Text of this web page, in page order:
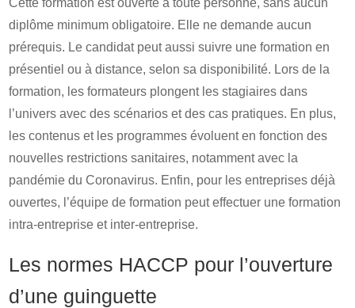
Cette formation est ouverte à toute personne, sans aucun
diplôme minimum obligatoire. Elle ne demande aucun
prérequis. Le candidat peut aussi suivre une formation en
présentiel ou à distance, selon sa disponibilité. Lors de la
formation, les formateurs plongent les stagiaires dans
l’univers avec des scénarios et des cas pratiques. En plus,
les contenus et les programmes évoluent en fonction des
nouvelles restrictions sanitaires, notamment avec la
pandémie du Coronavirus. Enfin, pour les entreprises déjà
ouvertes, l’équipe de formation peut effectuer une formation
intra-entreprise et inter-entreprise.
Les normes HACCP pour l’ouverture
d’une guinguette